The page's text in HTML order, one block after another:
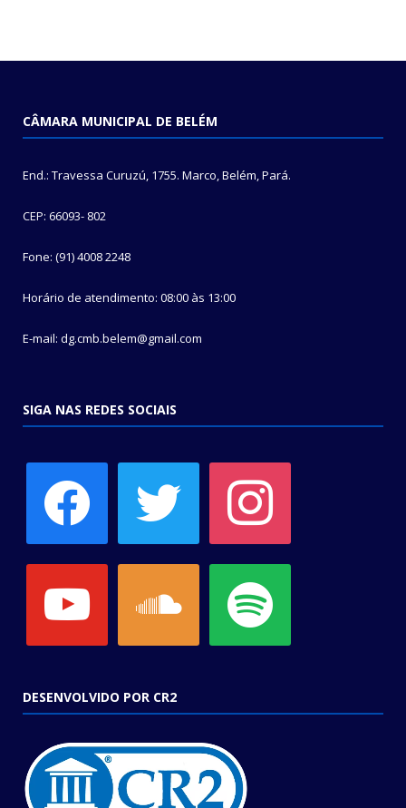
CÂMARA MUNICIPAL DE BELÉM
End.: Travessa Curuzú, 1755. Marco, Belém, Pará.
CEP: 66093- 802
Fone: (91) 4008 2248
Horário de atendimento: 08:00 às 13:00
E-mail: dg.cmb.belem@gmail.com
SIGA NAS REDES SOCIAIS
DESENVOLVIDO POR CR2